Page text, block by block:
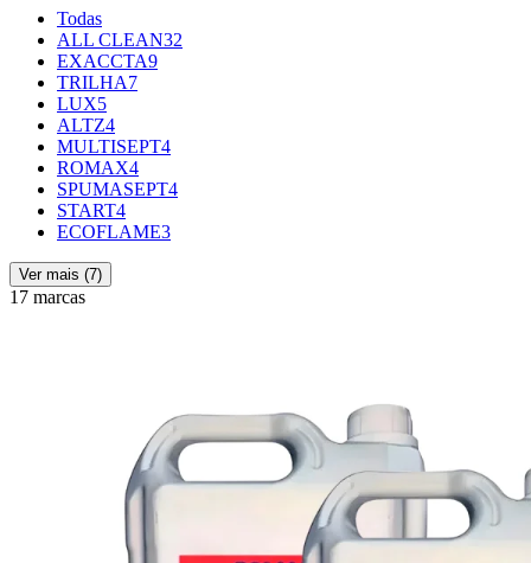
Todas
ALL CLEAN32
EXACCTA9
TRILHA7
LUX5
ALTZ4
MULTISEPT4
ROMAX4
SPUMASEPT4
START4
ECOFLAME3
Ver mais (7)
17 marcas